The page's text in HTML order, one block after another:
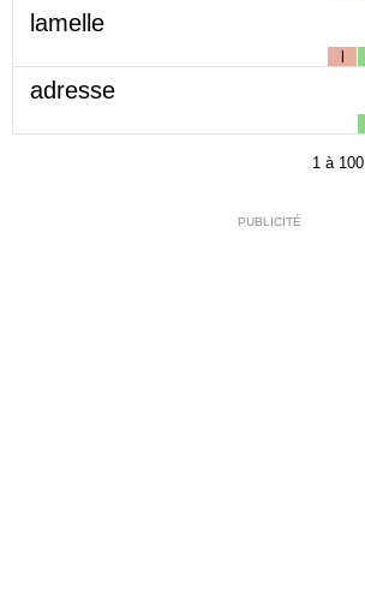
lamelle
l
adresse
1 à 100
PUBLICITÉ